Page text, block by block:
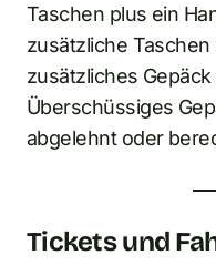
Taschen plus ein
zusätzliche
zusätzliches
Überschüssiges
abgelehnt oder
Tickets und